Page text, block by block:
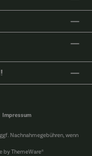
Impressum
Nachnahmegebühren, wenn
byThemeWare®